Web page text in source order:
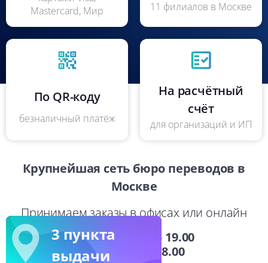
Mastercard, Мир
11 филиалов в Москве
По QR-коду
безналичный платёж
На расчётный
счёт
для организаций и ИП
Крупнейшая сеть бюро переводов в
Москве
Принимаем заказы в офисах или онлайн
пн-пт: с 9.00 до 19.00
сб: с 9.00 до 18.00
3 пункта
выдачи